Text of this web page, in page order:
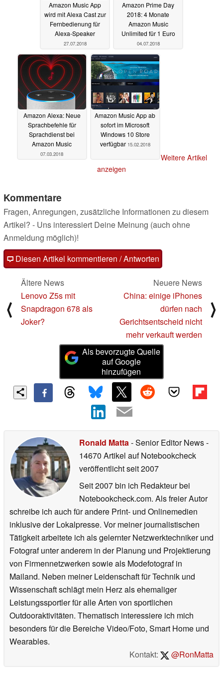
Amazon Music App
wird mit Alexa Cast zur
Fernbedienung für
Alexa-Speaker
27.07.2018
Amazon Prime Day
2018: 4 Monate
Amazon Music
Unlimited für 1 Euro
04.07.2018
Amazon Alexa: Neue
Sprachbefehle für
Sprachdienst bei
Amazon Music
07.03.2018
Amazon Music App ab
sofort im Microsoft
Windows 10 Store
verfügbar 15.02.2018
Weitere Artikel
anzeigen
Kommentare
Fragen, Anregungen, zusätzliche Informationen zu diesem
Artikel? - Uns interessiert Deine Meinung (auch ohne
Anmeldung möglich)!
Diesen Artikel kommentieren / Antworten
⟨
Ältere News
Lenovo Z5s mit
Snapdragon 678 als
Joker?
Neuere News
China: einige iPhones
dürfen nach
Gerichtsentscheid nicht
mehr verkauft werden
⟩
Als bevorzugte Quelle
auf Google
hinzufügen
Ronald Matta- Senior Editor News-
14670 Artikel auf Notebookcheck
veröffentlichtseit 2007
Seit 2007 bin ich Redakteur bei
Notebookcheck.com. Als freier Autor
schreibe ich auch für andere Print- und Onlinemedien
inklusive der Lokalpresse. Vor meiner journalistischen
Tätigkeit arbeitete ich als gelernter Netzwerktechniker und
Fotograf unter anderem in der Planung und Projektierung
von Firmennetzwerken sowie als Modefotograf in
Mailand. Neben meiner Leidenschaft für Technik und
Wissenschaft schlägt mein Herz als ehemaliger
Leistungssportler für alle Arten von sportlichen
Outdooraktivitäten. Thematisch interessiere ich mich
besonders für die Bereiche Video/Foto, Smart Home und
Wearables.
Kontakt:
@RonMatta